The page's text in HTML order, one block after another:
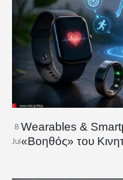
8
Jul
Wearables &
«Βοηθός» του